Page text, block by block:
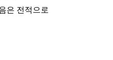
은 전적으로